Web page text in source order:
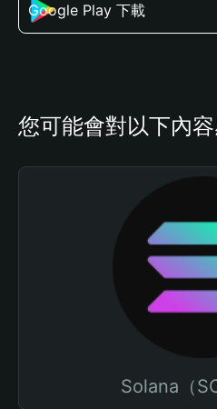
Google Play 下載
您可能會對以下內
Solana（